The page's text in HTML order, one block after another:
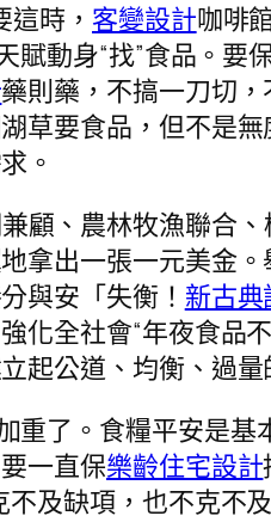
時， 客變設計咖啡
動身“找”食品。要
藥則藥，不搞一刀切
草要食品，但不是無
。
顧、農林牧漁聯合、
拿出一張一元美金
與安「失衡！ 新古典
化全社會“年夜食品不
起公道、均衡、過量
重了。食糧平安是基
一直保樂齡住宅設計
及缺項，也不克不